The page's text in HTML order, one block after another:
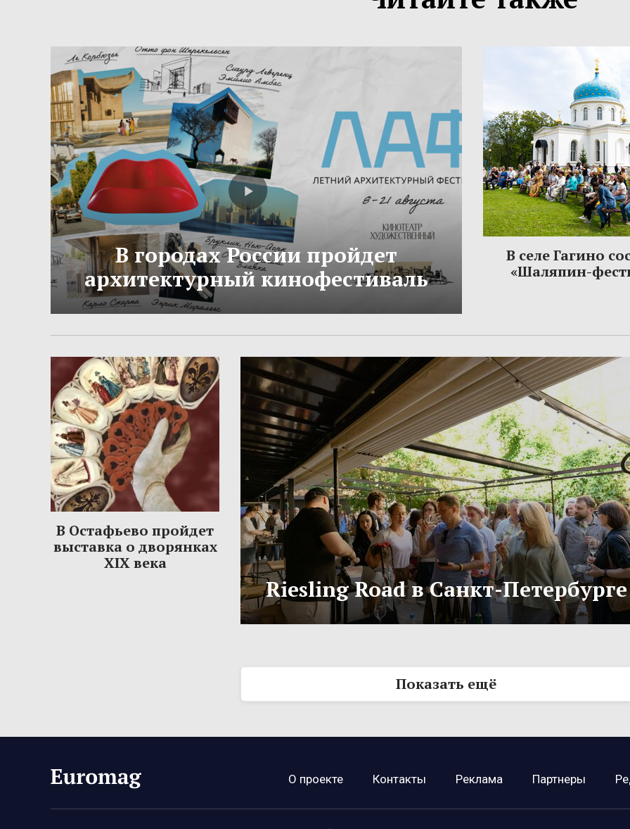
В городах России пройдет
архитектурный кинофестиваль
В селе Гагино
«Шаляпин-
В Остафьево пройдет
выставка о дворянках
XIX века
Riesling Road в Санкт-Петербурге
Показать ещё
О проекте Контакты Реклама Партнеры